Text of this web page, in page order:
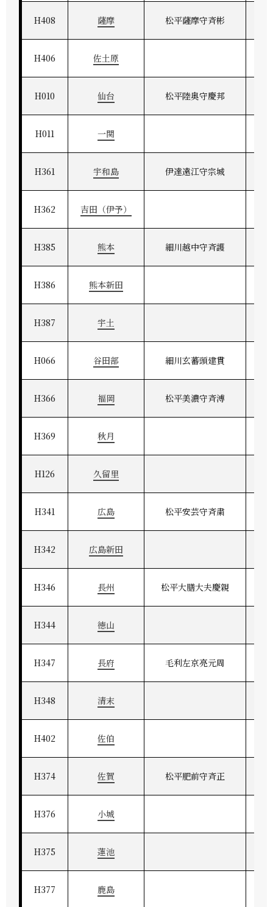
H408 薩摩 松平薩摩守斉彬
H406 佐土原
H010 仙台 松平陸奥守慶邦
H011 一関
H361 宇和島 伊達遠江守宗城
H362 吉田（伊予）
H385 熊本 細川越中守斉護
H386 熊本新田
H387 宇土
H066 谷田部 細川玄蕃頭建貫
H366 福岡 松平美濃守斉溥
H369 秋月
H126 久留里
H341 広島 松平安芸守斉粛
H342 広島新田
H346 長州 松平大膳大夫慶親
H344 徳山
H347 長府 毛利左京亮元周
H348 清末
H402 佐伯
H374 佐賀 松平肥前守斉正
H376 小城
H375 蓮池
H377 鹿島